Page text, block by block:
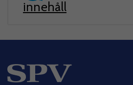
innehåll